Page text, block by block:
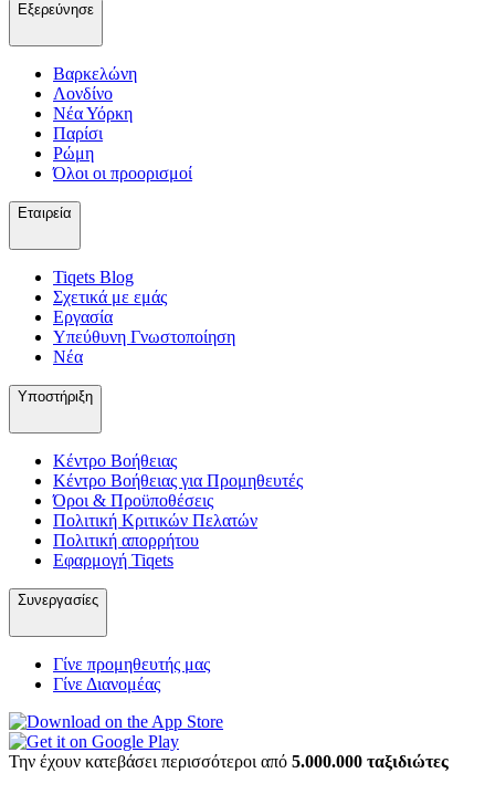
Εξερεύνησε
Βαρκελώνη
Λονδίνο
Νέα Υόρκη
Παρίσι
Ρώμη
Όλοι οι προορισμοί
Εταιρεία
Tiqets Βlog
Σχετικά με εμάς
Εργασία
Υπεύθυνη Γνωστοποίηση
Νέα
Υποστήριξη
Κέντρο Βοήθειας
Κέντρο Βοήθειας για Προμηθευτές
Όροι & Προϋποθέσεις
Πολιτική Κριτικών Πελατών
Πολιτική απορρήτου
Εφαρμογή Tiqets
Συνεργασίες
Γίνε προμηθευτής μας
Γίνε Διανομέας
Την έχουν κατεβάσει περισσότεροι από 5.000.000 ταξιδιώτες